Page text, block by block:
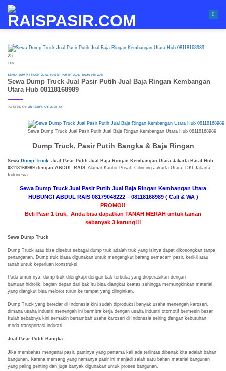
content
25
Feb
SEWA DUMP TRUCK JUAL PASIR PUTIH JUAL BAJA RINGAN
Sewa Dump Truck Jual Pasir Putih Jual Baja Ringan Kembangan
Utara Hub 08118168989
POSTED ON25 FEBRUARI 2020 BY
Sewa Dump Truck Jual Pasir Putih Jual Baja Ringan Kembangan Utara Hub 08118168989
Dump Truck, Pasir Putih Bangka & Baja Ringan
Sewa Dump Truck Jual Pasir Putih Jual Baja Ringan Kembangan Utara Jakarta Barat Hub
08118168989 dengan ABDUL RAIS . Alamat Kantor Pusat: Cilincing Jakarta Utara, DKI Jakarta –
Indonesia.
Sewa Dump Truck Jual Pasir Putih Jual Baja Ringan Kembangan Utara
HUBUNGI ABDUL RAIS 08179048222 – 08118168989 ( Call & WA )
PROMO!!
Beli Pasir 1 truk, Anda bisa dapatkan TANAH MERAH untuk taman
sebanyak 3 karung!!!
Sewa Dump Truck
Dump Truck atau bisa disebut sebagai dump truk adalah truk yang isinya dapat dikosongkan tanpa
penanganan. Dump truk biasa digunakan untuk mengangkut barang semacam pasir, kerikil atau
tanah untuk keperluan konstruksi.
Pada umumnya, dump truk dilengkapi dengan bak terbuka yang dioperasikan dengan
bantuan hidrolik, bagian depan dari bak itu bisa diangkat keatas sehingga memungkinkan material
yang diangkut bisa melorot turun ke tempat yang diinginkan.
Dump Truck yang beredar di Indonesia kini sudah diproduksi banyak usaha menengah karoseri,
dimana usaha industri menengah ini bermitra kerja dengan usaha industri otomotif bermesin besar.
Itulah sebabnya kini semakin bertambah usaha karoseri di Indonesia seiring dengan kebutuhan
moda transportasi industri.
Jual Pasir Putih Bangka
Jika membahas mengenai pasir, pastinya yang pertama kali ada terlintas dibenak kita adalah bahan
bangunan. Karena memang yang namanya pasir ini menjadi salah satu bahan material bangunan
yang paling penting dan juga banyak digunakan untuk proses bangunan.